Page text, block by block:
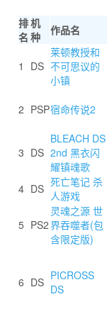
相册
旧版临时
排
名
机
种
作品名
1 DS
莱顿教授和
不可思议的
小镇
2 PSP宿命传说2
3 DS
BLEACH DS
2nd 黑衣闪
耀镇魂歌
4 DS 死亡笔记 杀
人游戏
5 PS2
灵魂之源 世
界吞噬者(包
含限定版)
6 DS PICROSS
DS